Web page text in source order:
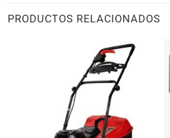
PRODUCTOS RELACIONADOS